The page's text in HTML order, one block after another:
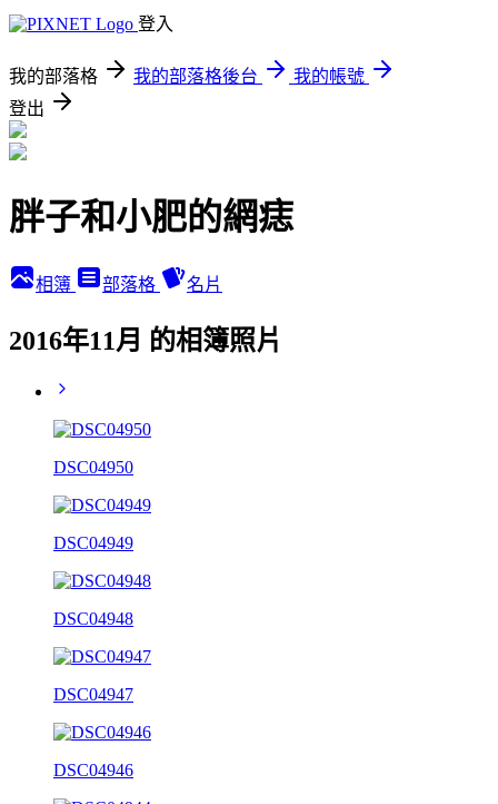
登入
我的部落格 我的部落格後台
我的帳號
登出
胖子和小肥的網痣
相簿 部落格 名片
2016年11月 的相簿照片
DSC04950
DSC04949
DSC04948
DSC04947
DSC04946